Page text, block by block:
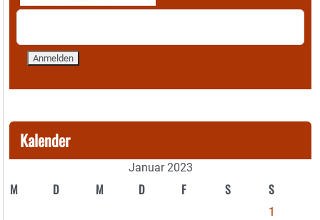
Kalender
Januar 2023
M D M D F S S
1